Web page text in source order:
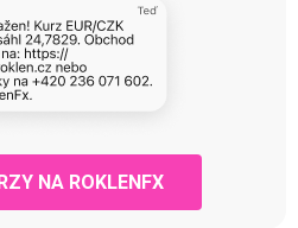
NA ROKLENFX